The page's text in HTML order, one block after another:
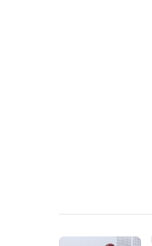
に見せる身体作りを」